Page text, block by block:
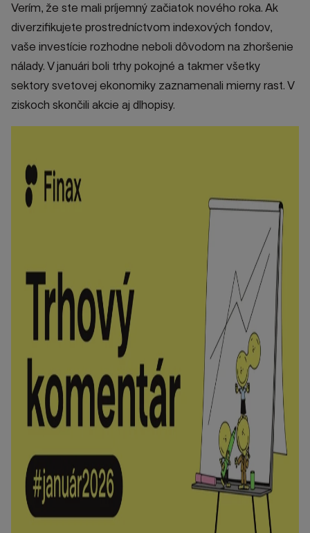
Verím, že ste mali príjemný začiatok nového roka. Ak
diverzifikujete prostredníctvom indexových fondov,
vaše investície rozhodne neboli dôvodom na zhoršenie
nálady. V januári boli trhy pokojné a takmer všetky
sektory svetovej ekonomiky zaznamenali mierny rast. V
ziskoch skončili akcie aj dlhopisy.